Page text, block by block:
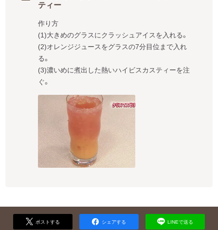
ティー
作り方
(1)大きめのグラスにクラッシュアイスを入れる。
(2)オレンジジュースをグラスの7分目位まで入れ
る。
(3)濃いめに煮出した熱いハイビスカスティーを注
ポストする シェアする LINEで送る